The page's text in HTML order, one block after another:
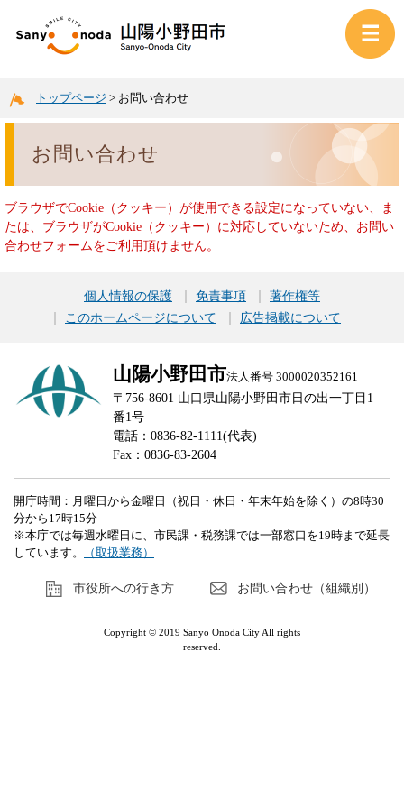
トップページ > お問い合わせ
お問い合わせ
ブラウザでCookie（クッキー）が使用できる設定になっていない、ま
たは、ブラウザがCookie（クッキー）に対応していないため、お問い
合わせフォームをご利用頂けません。
個人情報の保護 免責事項
著作権等
このホームページについて
広告掲載について
山陽小野田市法人番号 3000020352161
〒756-8601 山口県山陽小野田市日の出一丁目1
番1号
電話：0836-82-1111(代表)
Fax：0836-83-2604
開庁時間：月曜日から金曜日（祝日・休日・年末年始を除く）の8時30
分から17時15分
※本庁では毎週水曜日に、市民課・税務課では一部窓口を19時まで延長
しています。
（取扱業務）
市役所への行き方 お問い合わせ（組織別）
Copyright © 2019 Sanyo Onoda City All rights
reserved.